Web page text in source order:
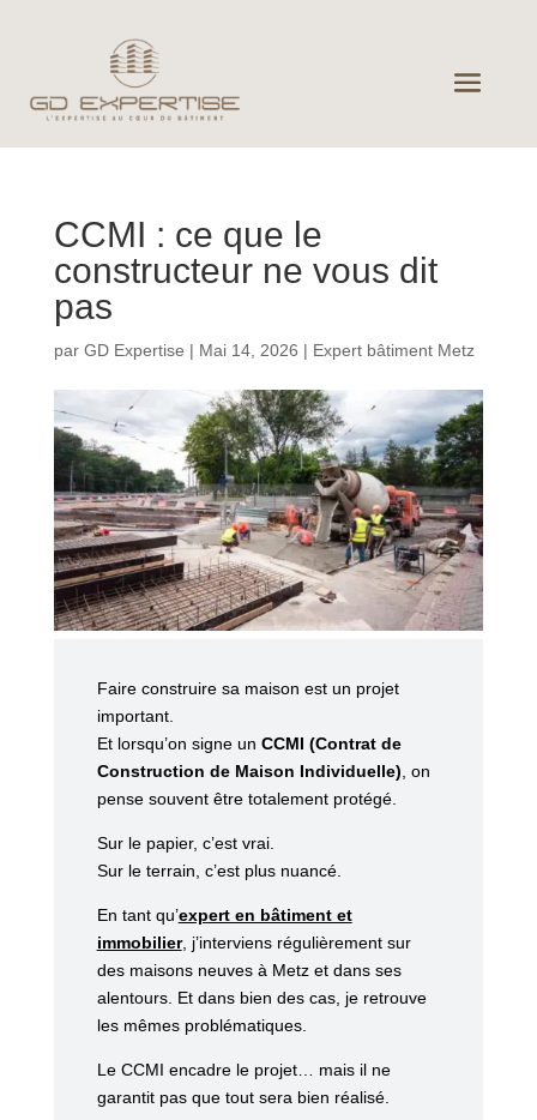
CCMI : ce que le
constructeur ne vous dit
pas
par GD Expertise | Mai 14, 2026 | Expert bâtiment Metz
Faire construire sa maison est un projet
important.
Et lorsqu’on signe un CCMI (Contrat de
Construction de Maison Individuelle), on
pense souvent être totalement protégé.
Sur le papier, c’est vrai.
Sur le terrain, c’est plus nuancé.
En tant qu’expert en bâtiment et
immobilier, j’interviens régulièrement sur
des maisons neuves à Metz et dans ses
alentours. Et dans bien des cas, je retrouve
les mêmes problématiques.
Le CCMI encadre le projet… mais il ne
garantit pas que tout sera bien réalisé.